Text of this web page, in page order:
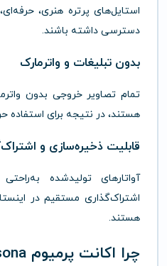
استایل‌های پرتره هنری، حرفه‌ای،
دسترسی داشته باشند.
بدون تبلیغات و واترمارک
تمام تصاویرخروجی بدون
هستند، در نتیجه برای استفاده
قابلیت ذخیره‌سازی و
آواتارهایتولیدشده به‌راحتی
اشتراک‌گذاری مستقیمدر
هستند.
چرا اکانت پرمیوم